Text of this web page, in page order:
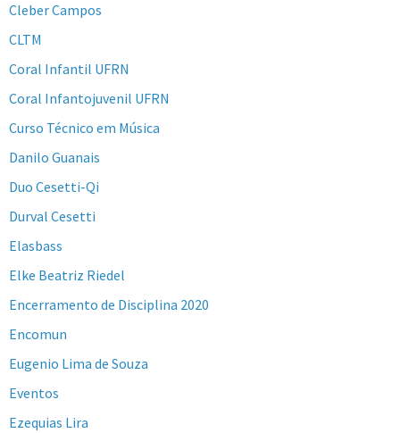
Cleber Campos
CLTM
Coral Infantil UFRN
Coral Infantojuvenil UFRN
Curso Técnico em Música
Danilo Guanais
Duo Cesetti-Qi
Durval Cesetti
Elasbass
Elke Beatriz Riedel
Encerramento de Disciplina 2020
Encomun
Eugenio Lima de Souza
Eventos
Ezequias Lira